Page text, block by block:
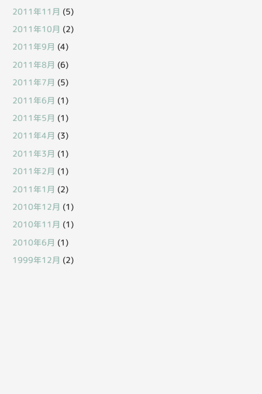
2011年11月 (5)
2011年10月 (2)
2011年9月 (4)
2011年8月 (6)
2011年7月 (5)
2011年6月 (1)
2011年5月 (1)
2011年4月 (3)
2011年3月 (1)
2011年2月 (1)
2011年1月 (2)
2010年12月 (1)
2010年11月 (1)
2010年6月 (1)
1999年12月 (2)